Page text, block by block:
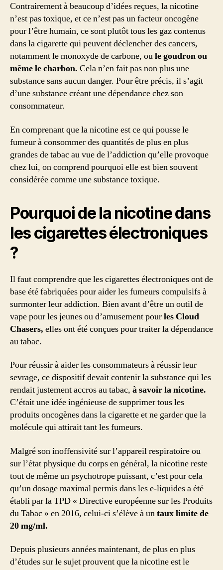
Contrairement à beaucoup d’idées reçues, la nicotine
n’est pas toxique, et ce n’est pas un facteur oncogène
pour l’être humain, ce sont plutôt tous les gaz contenus
dans la cigarette qui peuvent déclencher des cancers,
notamment le monoxyde de carbone, oule goudron ou
même le charbon. Cela n’en fait pas non plus une
substance sans aucun danger. Pour être précis, il s’agit
d’une substance créant une dépendance chez son
consommateur.
En comprenant que la nicotine est ce qui pousse le
fumeur à consommer des quantités de plus en plus
grandes de tabac au vue de l’addiction qu’elle provoque
chez lui, on comprend pourquoi elle est bien souvent
considérée comme une substance toxique.
Pourquoi de la nicotine dans
les cigarettes électroniques
?
Il faut comprendre que les cigarettes électroniques ont de
base été fabriquées pour aider les fumeurs compulsifs à
surmonter leur addiction. Bien avant d’être un outil de
vape pour les jeunes ou d’amusement pourles Cloud
Chasers, elles ont été conçues pour traiter la dépendance
au tabac.
Pour réussir à aider les consommateurs à réussir leur
sevrage, ce dispositif devait contenir la substance qui les
rendait justement accros au tabac, à savoir la nicotine.
C’était une idée ingénieuse de supprimer tous les
produits oncogènes dans la cigarette et ne garder que la
molécule qui attirait tant les fumeurs.
Malgré son inoffensivité sur l’appareil respiratoire ou
sur l’état physique du corps en général, la nicotine reste
tout de même un psychotrope puissant, c’est pour cela
qu’un dosage maximal permis dans les e-liquides a été
établi par la TPD « Directive européenne sur les Produits
du Tabac » en 2016, celui-ci s’élève à untaux limite de
20 mg/ml.
Depuis plusieurs années maintenant, de plus en plus
d’études sur le sujet prouvent que la nicotine est le